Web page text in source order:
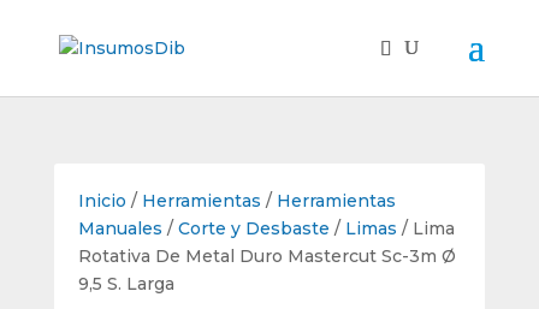
Inicio / Herramientas / Herramientas
Manuales / Corte y Desbaste / Limas / Lima
Rotativa De Metal Duro Mastercut Sc-3m Ø
9,5 S. Larga